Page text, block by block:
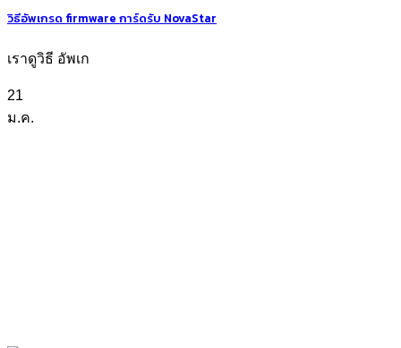
วิธีอัพเกรด firmware การ์ดรับ NovaStar
เราดูวิธี อัพเก
21
ม.ค.